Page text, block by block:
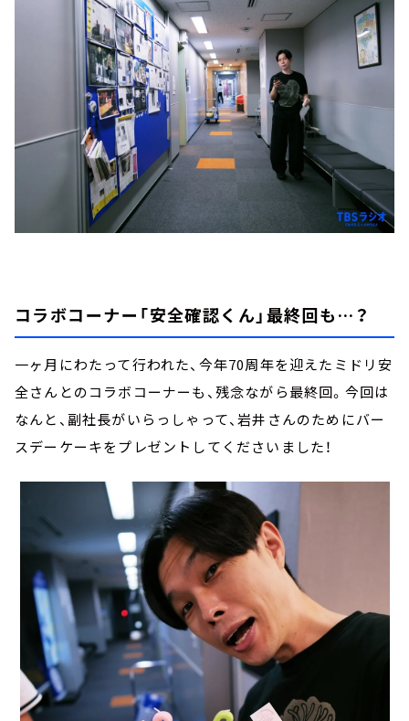
コラボコーナー「安全確認くん」最終回も…？
一ヶ月にわたって行われた、今年70周年を迎えたミドリ安
全さんとのコラボコーナーも、残念ながら最終回。今回は
なんと、副社長がいらっしゃって、岩井さんのためにバー
スデーケーキをプレゼントしてくださいました！